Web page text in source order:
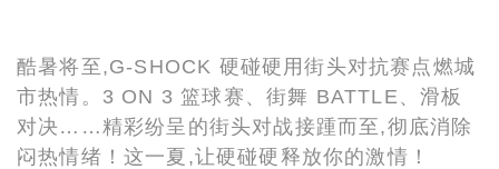
酷暑将至,G-SHOCK 硬碰硬用街头对抗赛点燃城
市热情。3 ON 3 篮球赛、街舞 BATTLE、滑板
对决……精彩纷呈的街头对战接踵而至,彻底消除
闷热情绪！这一夏,让硬碰硬释放你的激情！